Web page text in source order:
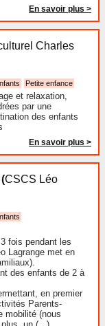
En savoir plus >
Charles
Petite enfance
et relaxation,
par une
des enfants
En savoir plus >
(CSCS Léo
fois pendant les
Lagrange met en
des enfants de 2 à
en premier
Parents-
mobilité (nous